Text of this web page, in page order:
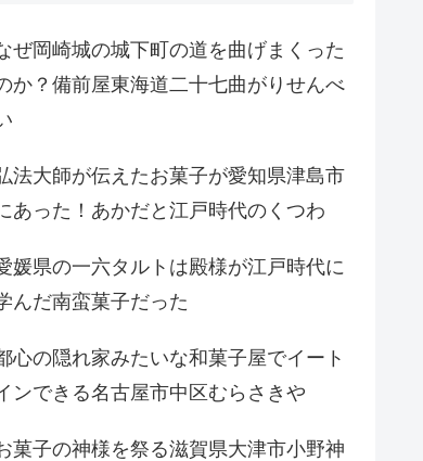
ぜ岡崎城の城下町の道を曲げまくった
か？備前屋東海道二十七曲がりせんべ
法大師が伝えたお菓子が愛知県津島市
あった！あかだと江戸時代のくつわ
媛県の一六タルトは殿様が江戸時代に
んだ南蛮菓子だった
心の隠れ家みたいな和菓子屋でイート
ンできる名古屋市中区むらさきや
菓子の神様を祭る滋賀県大津市小野神